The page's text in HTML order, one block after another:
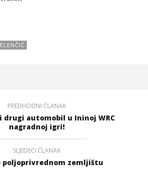
PREDHODNI ČLANAK
drugi automobil u Ininoj WRC
nagradnoj igri!
SLJEDEĆI ČLANAK
poljoprivrednom zemljištu